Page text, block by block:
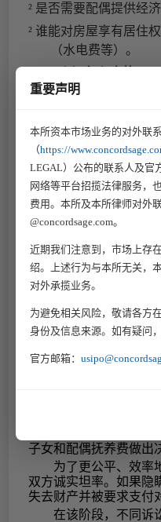
重要声明
本所资本市场业务的对外联
（https://
LEGAL）公布的联系人及官
网络等平台招揽法律服务，
费用。本所及本所律师对外
@concordsage.com。
近期我们注意到，市场上存
绍。上述行为与本所无关，
对外承揽业务。
为避免相关风险，敬请各方
身份及信息来源。如有疑问
官方邮箱：
² 是否需要配偶提供经济
²谁能对房屋享有居住
（水电费等）。
在填写完成所有表
（5）提交文件与
将表格原件和2份复印
录案件编号并且在
原件，2份复印件一
配偶。
²支付435-450美元的申
二、分享财务信息
与另一方配偶分享
项，这被称为披露（
该文件不会提交给
需要另外填写一份表格
（1）
共享必要信
子女和配偶抚养费做出
为了更公平、效率
双方诚实坦率。如果隐
失去财产并被要求支付
在该阶段，不同诉